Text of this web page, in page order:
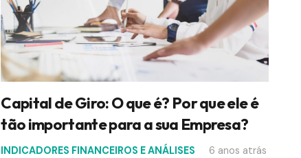
Capital de Giro: O que é? Por que ele é
tão importante para a sua Empresa?
INDICADORES FINANCEIROS E ANÁLISES 6 anos atrás